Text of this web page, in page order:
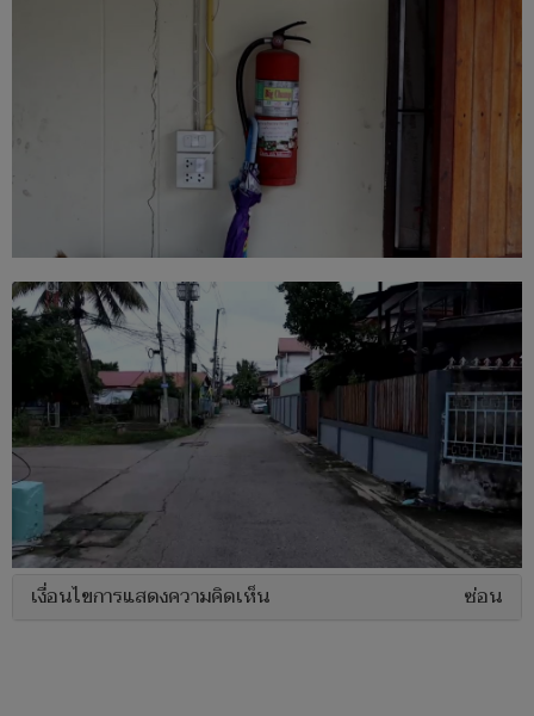
เงื่อนไขการแสดงความคิดเห็น ซ่อน